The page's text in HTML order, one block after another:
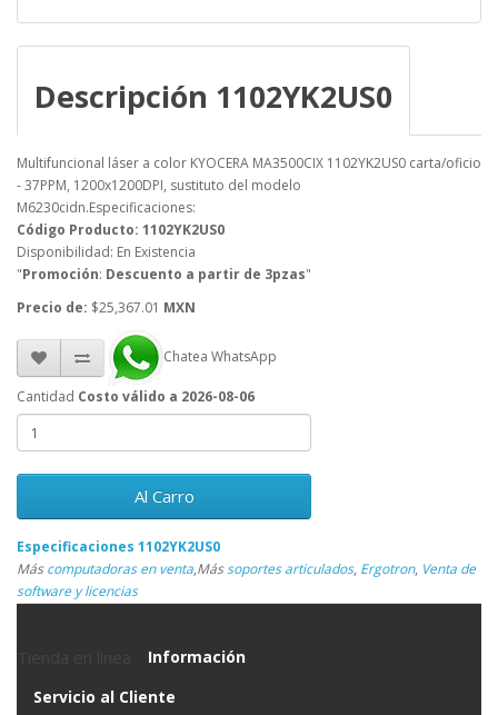
Descripción 1102YK2US0
Multifuncional láser a color KYOCERA MA3500CIX 1102YK2US0 carta/oficio
- 37PPM, 1200x1200DPI, sustituto del modelo
M6230cidn.Especificaciones:
Código Producto: 1102YK2US0
Disponibilidad: En Existencia
"Promoción: Descuento a partir de 3pzas"
Precio de: $25,367.01 MXN
Chatea WhatsApp
Cantidad Costo válido a 2026-08-06
Al Carro
Especificaciones 1102YK2US0
Máscomputadoras en venta,Mássoportes articulados, Ergotron, Venta de
software y licencias
Información
Servicio al Cliente